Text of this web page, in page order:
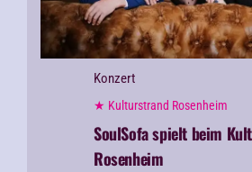
Konzert
★ Kulturstrand Rosenheim
SoulSofa spielt beim
Rosenheim